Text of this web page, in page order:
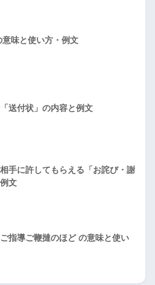
味と使い方・例文
送付状」の内容と例文
相手に許してもらえる「お詫び・謝
文
ご指導ご鞭撻のほど の意味と使い